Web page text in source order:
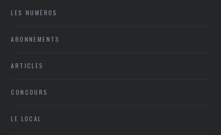
LES NUMÉROS
ABONNEMENTS
ARTICLES
CONCOURS
LE LOCAL